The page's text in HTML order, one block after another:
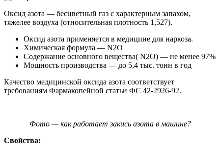
Оксид азота — бесцветный газ с характерным запахом,
тяжелее воздуха (относительная плотность 1,527).
Оксид азота применяется в медицине для наркоза.
Химическая формула — N2О
Содержание основного вещества( N2О) — не менее 97%
Мощность производства — до 5,4 тыс. тонн в год
Качество медицинской оксида азота соответствует
требованиям Фармакопейной статьи ФС 42-2926-92.
Фото — как работает закись азота в машине?
Свойства: